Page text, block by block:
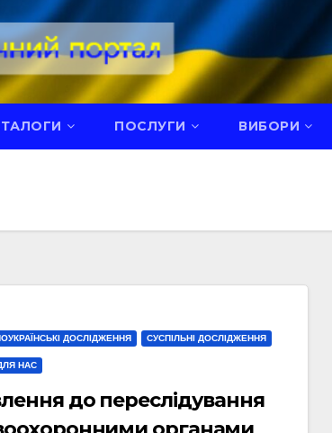
ПОСЛУГИ ВИБОРИ
ДОСЛІДЖЕННЯ СУСПІЛЬНІ ДОСЛІДЖЕННЯ
НАС
до переслідування